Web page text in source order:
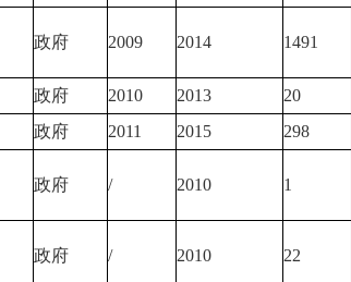
政府 2009 2014 1491
政府 2010 2013 20
政府 2011 2015 298
政府 / 2010 1
政府 / 2010 22